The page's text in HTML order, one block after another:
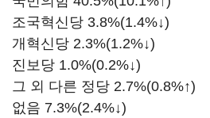
조국혁신당 3.8%(1.4%↓)
개혁신당 2.3%(1.2%↓)
진보당 1.0%(0.2%↓)
그 외 다른 정당 2.7%(0.8%↑)
없음 7.3%(2.4%↓)